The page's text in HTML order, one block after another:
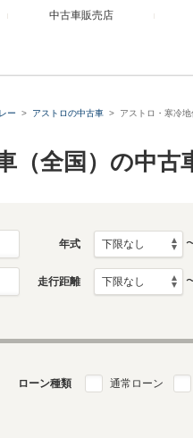
中古車販売店
ー アストロの中古車 アストロ・寒冷
（全国）の中古
年式
走行距離
ローン種類 通常ローン